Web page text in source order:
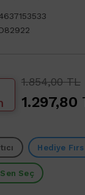
1.854,00 TL
1.297,80
Hediye
Seç